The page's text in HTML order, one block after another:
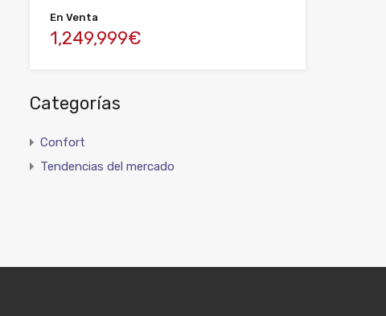
En Venta
1,249,999€
Categorías
Confort
Tendencias del mercado